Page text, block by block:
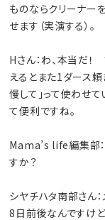
ものならクリーナー
せます（実演する）。
Hさん：わ、本当だ
えるとまた1ダース
慢して」って使わせて
て便利ですね。
Mama’s life編集部
すか？
シヤチハタ南部さん
8日前後なんですけ